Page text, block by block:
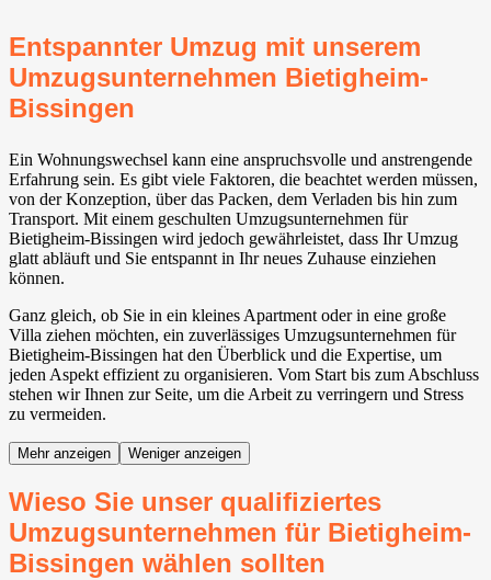
Entspannter Umzug mit unserem
Umzugsunternehmen Bietigheim-
Bissingen⁠
Ein Wohnungswechsel kann eine anspruchsvolle und anstrengende
Erfahrung sein. Es gibt viele Faktoren, die beachtet werden müssen,
von der Konzeption, über das Packen, dem Verladen bis hin zum
Transport. Mit einem geschulten Umzugsunternehmen für
Bietigheim-Bissingen⁠ wird jedoch gewährleistet, dass Ihr Umzug
glatt abläuft und Sie entspannt in Ihr neues Zuhause einziehen
können.
Ganz gleich, ob Sie in ein kleines Apartment oder in eine große
Villa ziehen möchten, ein zuverlässiges Umzugsunternehmen für
Bietigheim-Bissingen⁠ hat den Überblick und die Expertise, um
jeden Aspekt effizient zu organisieren. Vom Start bis zum Abschluss
stehen wir Ihnen zur Seite, um die Arbeit zu verringern und Stress
zu vermeiden.
Mehr anzeigen Weniger anzeigen
Wieso Sie unser qualifiziertes
Umzugsunternehmen für Bietigheim-
Bissingen⁠ wählen sollten